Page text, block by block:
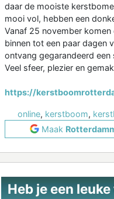
daar de mooiste
mooi vol, hebben een
Vanaf 25 november
binnen tot een paar dagen
ontvang gegarandeerd een
Veel sfeer, plezier en
https://
online, kerstboom,
Maak
Heb je een